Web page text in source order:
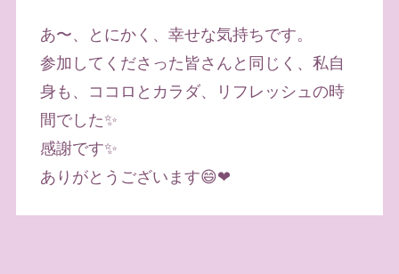
あ〜、とにかく、幸せな気持ちです。
参加してくださった皆さんと同じく、私自
身も、ココロとカラダ、リフレッシュの時
間でした✨
感謝です✨
ありがとうございます😄❤